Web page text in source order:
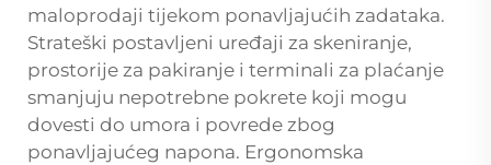
maloprodaji tijekom ponavljajućih zadataka.
Strateški postavljeni uređaji za skeniranje,
prostorije za pakiranje i terminali za plaćanje
smanjuju nepotrebne pokrete koji mogu
dovesti do umora i povrede zbog
ponavljajućeg napona. Ergonomska